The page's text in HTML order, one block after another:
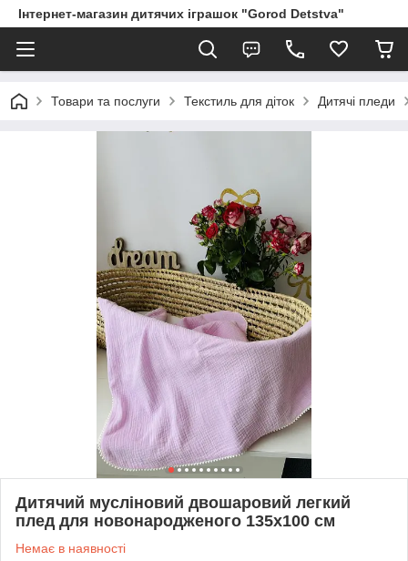
Інтернет-магазин дитячих іграшок "Gorod Detstva"
Товари та послуги Текстиль для діток Дитячі пледи
Дитячий мусліновий двошаровий легкий
плед для новонародженого 135х100 см
Немає в наявності